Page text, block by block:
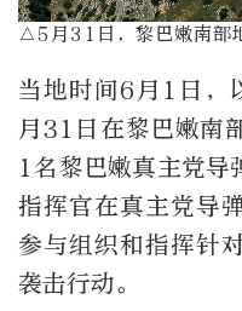
△5月31日，黎巴嫩南部
当地时间6月1日，
月31日在黎巴嫩南
1名黎巴嫩真主党导
指挥官在真主党导
参与组织和指挥针
袭击行动。